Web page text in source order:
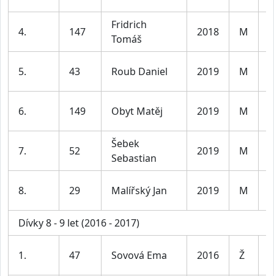
4. 147
Fridrich
Tomáš
2018 M
5. 43 Roub Daniel 2019 M
6. 149 Obyt Matěj 2019 M
7. 52
Šebek
Sebastian
2019 M
8. 29 Malířský Jan 2019 M
Dívky 8 - 9 let (2016 - 2017)
1. 47 Sovová Ema 2016 Ž